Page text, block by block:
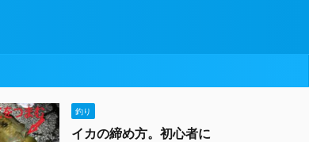
釣り
イカの締め方。初心者に